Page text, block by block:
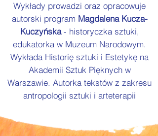
Wykłady prowadzi oraz opracowuje
autorski program Magdalena Kucza-
Kuczyńska- historyczka sztuki,
edukatorka w Muzeum Narodowym.
Wykłada Historię sztuki i Estetykę na
Akademii Sztuk Pięknych w
Warszawie. Autorka tekstów z zakresu
antropologii sztuki i arteterapii